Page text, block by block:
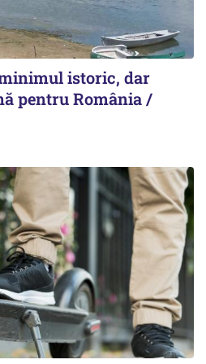
istoric, dar
pentru România /